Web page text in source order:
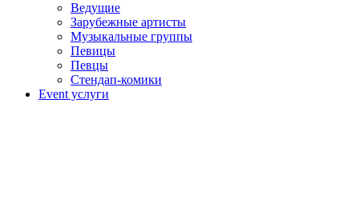
Ведущие
Зарубежные артисты
Музыкальные группы
Певицы
Певцы
Стендап-комики
Event услуги